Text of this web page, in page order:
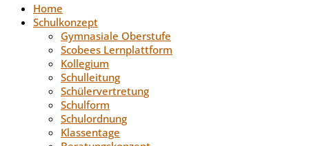
Home
Schulkonzept
Gymnasiale Oberstufe
Scobees Lernplattform
Kollegium
Schulleitung
Schülervertretung
Schulform
Schulordnung
Klassentage